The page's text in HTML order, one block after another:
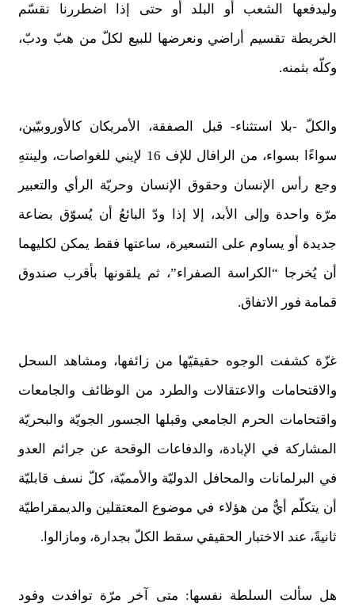
وليدفعها الشعب أو البلد أو حتى إذا اضطررنا نقسّم
الخريطة تقسيم أراضي ونعرضها للبيع لكلّ من هبّ ودبّ،
وكلّه بثمنه.
والكلّ -بلا استثناء- قبل الصفقة، الأمريكان كالأوروبيّين،
سواءًا بسواء، من الرافال للإف 16 لإيني للغواصات، ولينتهِ
وجع رأس الإنسان وحقوق الإنسان وحريّة الرأي والتعبير
مرّة واحدة وإلى الأبد، إلا إذا ودّ البائعُ أن يُسوّق بضاعة
جديدة أو يساوم على التسعيرة، ساعتها فقط يمكن لكليهما
أن يُخرجا “الكراسة الصفراء”، ثم يلقونها بأقرب صندوق
قمامة فور الاتفاق.
غزّة كشفت الوجوه حقيقيّها من زائفها، ومشاهد السحل
والاقتحامات والاعتقالات والطرد من الوظائف والجامعات
واقتحامات الحرم الجامعي وقبلها الجسور الجويّة والبحريّة
المشاركة في الإبادة، والدفاعات الوقحة عن جرائم العدو
في البرلمانات والمحافل الدوليّة والأمميّة، كلّ نسف قابليّة
أن يتكلّم أيٌّ من هؤلاء في موضوع المعتقلين والديمقراطيّة
ثانيةً، عند الاختبار الحقيقي سقط الكلّ بجدارة، ومازالوا.
هل سألت السلطة نفسها: متى آخر مرّة توافدت وفود